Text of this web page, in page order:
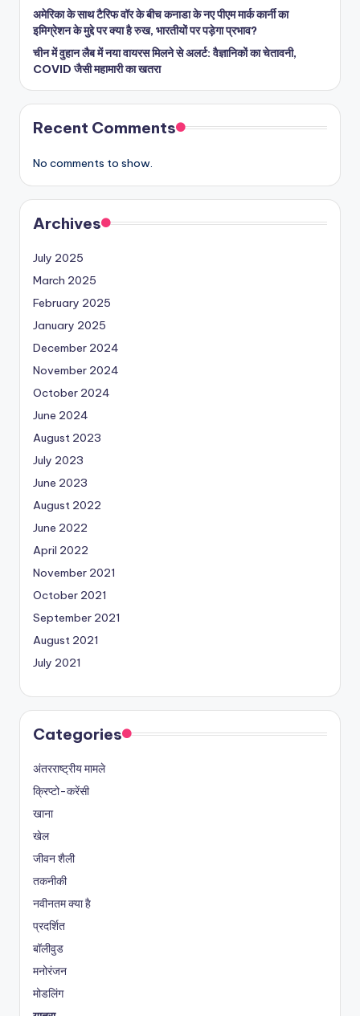
अमेरिका के साथ टैरिफ वॉर के बीच कनाडा के नए पीएम मार्क कार्नी का
इमिग्रेशन के मुद्दे पर क्या है रुख, भारतीयों पर पड़ेगा प्रभाव?
चीन में वुहान लैब में नया वायरस मिलने से अलर्ट: वैज्ञानिकों का चेतावनी,
COVID जैसी महामारी का खतरा
Recent Comments
No comments to show.
Archives
July 2025
March 2025
February 2025
January 2025
December 2024
November 2024
October 2024
June 2024
August 2023
July 2023
June 2023
August 2022
June 2022
April 2022
November 2021
October 2021
September 2021
August 2021
July 2021
Categories
अंतरराष्ट्रीय मामले
क्रिप्टो-करेंसी
खाना
खेल
जीवन शैली
तकनीकी
नवीनतम क्या है
प्रदर्शित
बॉलीवुड
मनोरंजन
मोडलिंग